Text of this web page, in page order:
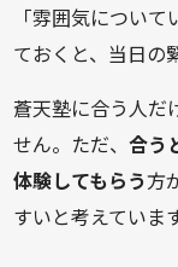
「雰囲気につい
ておくと、当日の
蒼天塾に合う人だ
せん。ただ、合う
体験してもらう方
すいと考えています